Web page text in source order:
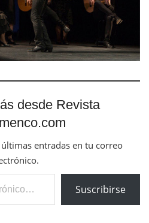
desde Revista
entradas en tu correo
Suscribirse